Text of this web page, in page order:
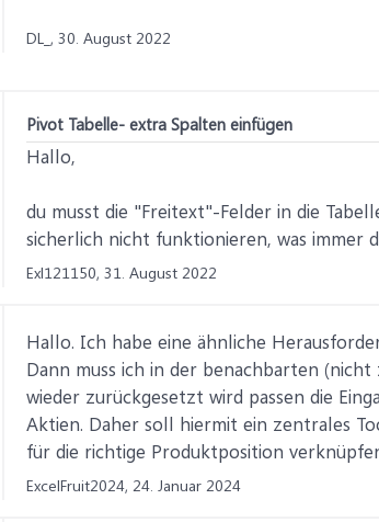
DL_, 30. August 2022
Pivot Tabelle- extra Spalten einfügen
Hallo,
du musst die "Freitext"-Felder in die
sicherlich nicht funktionieren, was immer
Exl121150, 31. August 2022
Hallo. Ich habe eine ähnliche
Dann muss ich in der benachbarten
wieder zurückgesetzt wird passen die
Aktien. Daher soll hiermit ein zentrales
für die richtige Produktposition
ExcelFruit2024, 24. Januar 2024